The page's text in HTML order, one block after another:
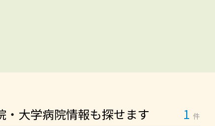
大学病院情報も探せます 1 件